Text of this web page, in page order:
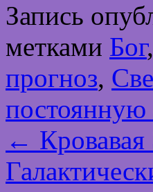
Запись
метками Бог,
прогноз,
постоянную
←